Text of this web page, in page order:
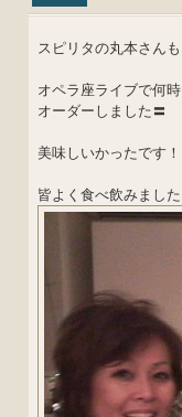
スピリタの丸本さん
オペラ座ライブで何
オーダーしました〓
美味しいかったです！
皆よく食べ飲みました